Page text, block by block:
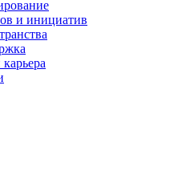
и инициатив